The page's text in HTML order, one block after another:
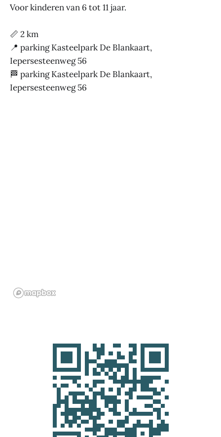
Voor kinderen van 6 tot 11 jaar.
📏 2 km
📍 parking Kasteelpark De Blankaart,
Iepersesteenweg 56
🏁 parking Kasteelpark De Blankaart,
Iepersesteenweg 56